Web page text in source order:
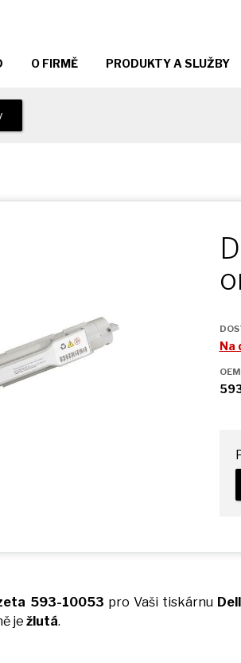
O FIRMĚ PRODUKTY A SLUŽBY
Na
593-10053 pro Vaši tiskárnu Dell
je žlutá.